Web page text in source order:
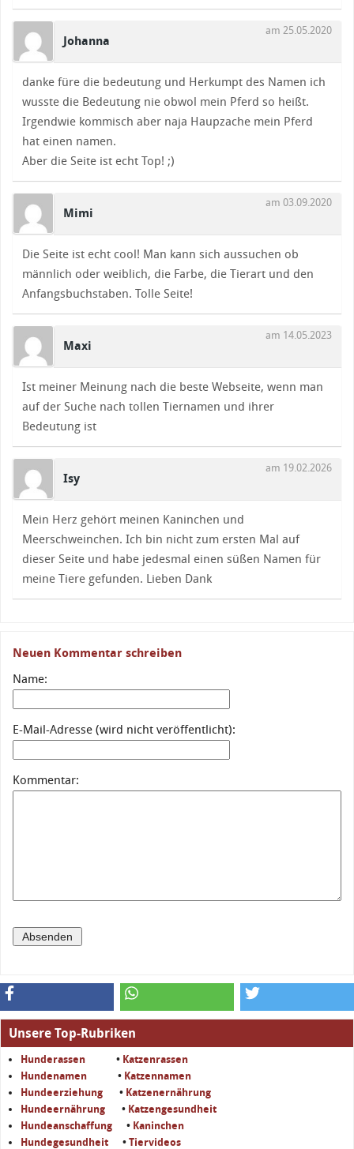
Johanna
am 25.05.2020
danke füre die bedeutung und Herkumpt des Namen ich
wusste die Bedeutung nie obwol mein Pferd so heißt.
Irgendwie kommisch aber naja Haupzache mein Pferd
hat einen namen.
Aber die Seite ist echt Top! ;)
Mimi
am 03.09.2020
Die Seite ist echt cool! Man kann sich aussuchen ob
männlich oder weiblich, die Farbe, die Tierart und den
Anfangsbuchstaben. Tolle Seite!
Maxi
am 14.05.2023
Ist meiner Meinung nach die beste Webseite, wenn man
auf der Suche nach tollen Tiernamen und ihrer
Bedeutung ist
Isy
am 19.02.2026
Mein Herz gehört meinen Kaninchen und
Meerschweinchen. Ich bin nicht zum ersten Mal auf
dieser Seite und habe jedesmal einen süßen Namen für
meine Tiere gefunden. Lieben Dank
Neuen Kommentar schreiben
Name:
E-Mail-Adresse (wird nicht veröffentlicht):
Kommentar:
Unsere Top-Rubriken
Hunderassen • Katzenrassen
Hundenamen
• Katzennamen
Hundeerziehung • Katzenernährung
Hundeernährung • Katzengesundheit
Hundeanschaffung • Kaninchen
Hundegesundheit • Tiervideos